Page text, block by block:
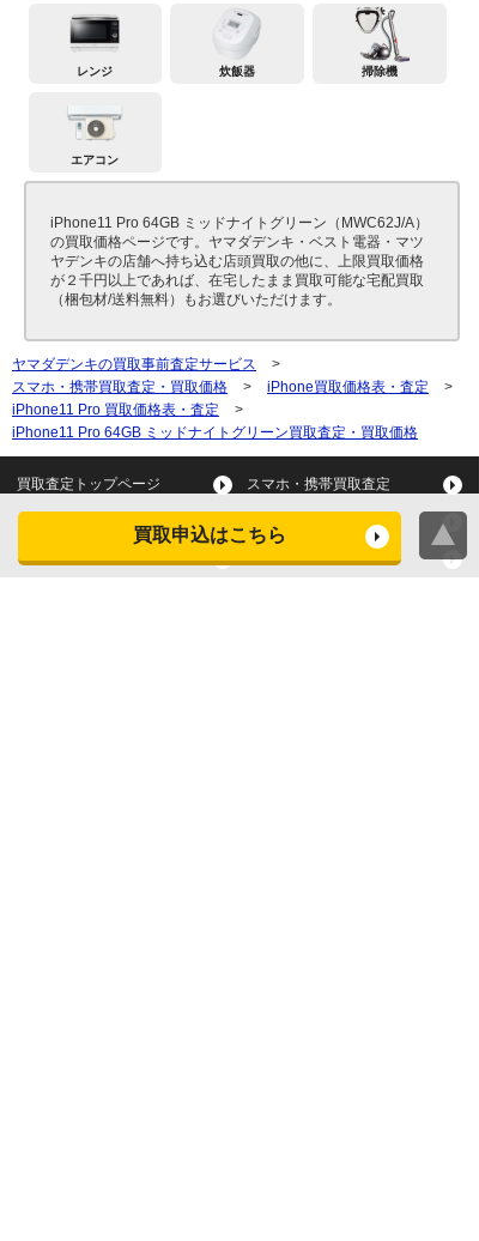
買取申込はこちら
レンジ 炊飯器 掃除機
エアコン
iPhone11 Pro 64GB ミッドナイトグリーン（MWC62J/A）
の買取価格ページです。ヤマダデンキ・ベスト電器・マツ
ヤデンキの店舗へ持ち込む店頭買取の他に、上限買取価格
が２千円以上であれば、在宅したまま買取可能な宅配買取
（梱包材/送料無料）もお選びいただけます。
ヤマダデンキの買取事前査定サービス
>
スマホ・携帯買取査定・買取価格
> iPhone買取価格表・査定
>
iPhone11 Pro 買取価格表・査定
>
iPhone11 Pro 64GB ミッドナイトグリーン買取査定・買取価格
買取査定トップページ スマホ・携帯買取査定
タブレット買取査定
スマートウォッチ買取査定 デジカメ買取査定